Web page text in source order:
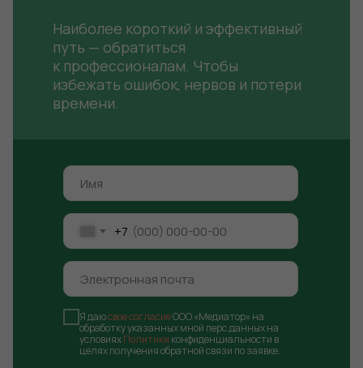
+7
Я даюсвое согласиеООО «Медиатор» на
обработку указанных мной перс.данных на
условияхПолитики конфиденциальности в
целях получения обратной связи по заявке.
Наиболее короткий и эффективный
путь — обратиться
к профессионалам. Чтобы
избежать ошибок, нервов и потери
времени.
Программы
(договор также можно заключить
дистанционно)